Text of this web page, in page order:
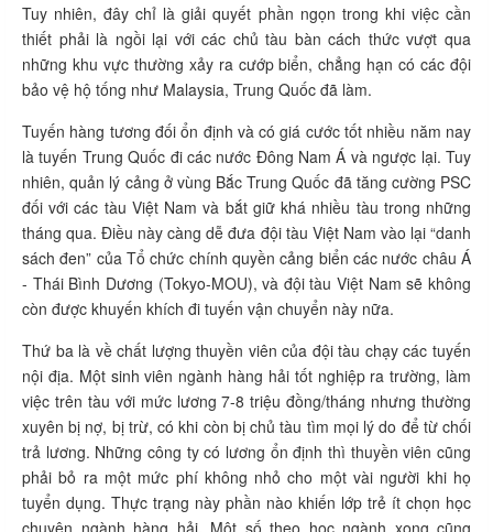
Tuy nhiên, đây chỉ là giải quyết phần ngọn trong khi việc cần
thiết phải là ngồi lại với các chủ tàu bàn cách thức vượt qua
những khu vực thường xảy ra cướp biển, chẳng hạn có các đội
bảo vệ hộ tống như Malaysia, Trung Quốc đã làm.
Tuyến hàng tương đối ổn định và có giá cước tốt nhiều năm nay
là tuyến Trung Quốc đi các nước Đông Nam Á và ngược lại. Tuy
nhiên, quản lý cảng ở vùng Bắc Trung Quốc đã tăng cường PSC
đối với các tàu Việt Nam và bắt giữ khá nhiều tàu trong những
tháng qua. Điều này càng dễ đưa đội tàu Việt Nam vào lại “danh
sách đen” của Tổ chức chính quyền cảng biển các nước châu Á
- Thái Bình Dương (Tokyo-MOU), và đội tàu Việt Nam sẽ không
còn được khuyến khích đi tuyến vận chuyển này nữa.
Thứ ba là về chất lượng thuyền viên của đội tàu chạy các tuyến
nội địa. Một sinh viên ngành hàng hải tốt nghiệp ra trường, làm
việc trên tàu với mức lương 7-8 triệu đồng/tháng nhưng thường
xuyên bị nợ, bị trừ, có khi còn bị chủ tàu tìm mọi lý do để từ chối
trả lương. Những công ty có lương ổn định thì thuyền viên cũng
phải bỏ ra một mức phí không nhỏ cho một vài người khi họ
tuyển dụng. Thực trạng này phần nào khiến lớp trẻ ít chọn học
chuyên ngành hàng hải. Một số theo học ngành xong cũng